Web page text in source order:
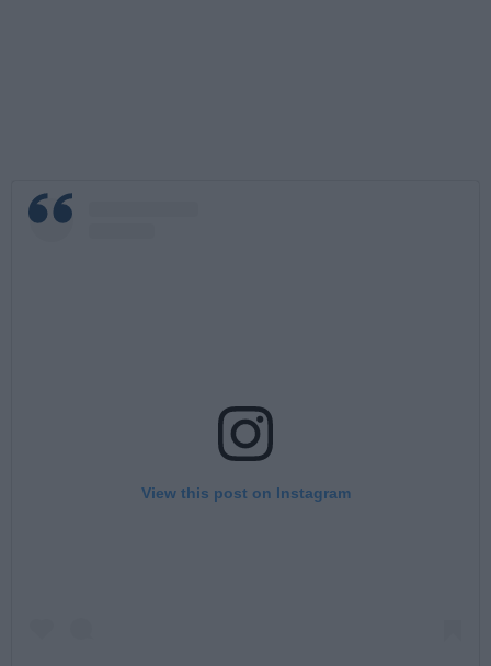
View this post on Instagram